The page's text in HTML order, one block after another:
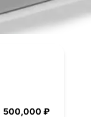
500,000 ₽